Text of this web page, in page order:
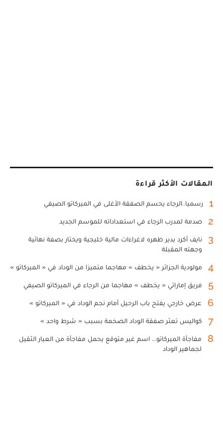
المقالات الأكثر قراءة
1 رسميا..الرجاء يحسم الصفقة الأغلى في الميركاتو الصيفي
2 صدمة لمدرب الرجاء في استعداداته للموسم الجديد
3
نايف أكرد يدير ظهره لاغراءات مالية خليجية ويختار بصفة نهائية
وجهته المقبلة
4 مولودية الجزائر « يخطف » مهاجما متميزا من الوداد في « الميركاتو »
5 فريق إماراتي « يخطف » مهاجما من الرجاء في الميركاتو الصيفي
6 عرض خارجي يفتح باب الرحيل أمام نجم الوداد في « الميركاتو »
7 كواليس تعثر صفقة الوداد الضخمة بسبب « شرط واحد »
8
مفاجأة الميركاتو... اسم غير متوقع يحمل مفاجأة من العيار الثقيل
لجماهير الوداد